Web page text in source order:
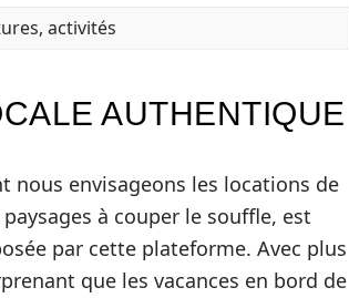
activités
AUTHENTIQUE
nous envisageons les locations de
à couper le souffle, est
par cette plateforme. Avec plus
que les vacances en bord de